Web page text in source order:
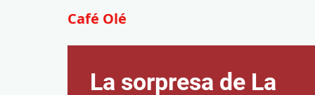
Café Olé
La sorpresa de La